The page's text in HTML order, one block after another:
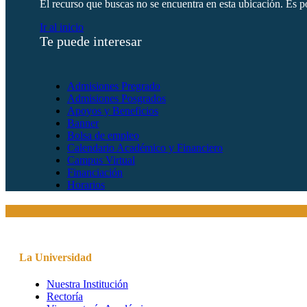
El recurso que buscas no se encuentra en esta ubicación. Es
Ir al inicio
Te puede interesar
Admisiones Pregrado
Admisiones Posgrados
Apoyos y Beneficios
Banner
Bolsa de empleo
Calendario Académico y Financiero
Campus Virtual
Financiación
Horarios
La Universidad
Nuestra Institución
Rectoría